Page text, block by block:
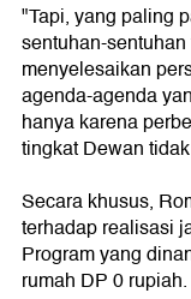
"Tapi, yang paling
sentuhan-
menyelesaikan
agenda-agenda
hanya karena
tingkat Dewan
Secara khusus,
terhadap realisasi
Program yang
rumah DP 0 rupiah.